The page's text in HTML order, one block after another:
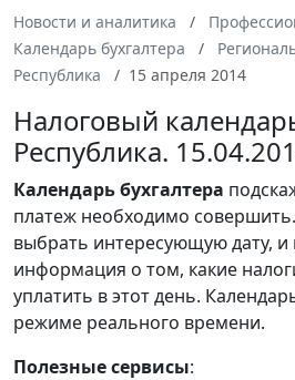
Новости и аналитика
Календарь бухгалтера
Республика
15 апреля 2014
Налоговый
Республика.
Календарьбухгалтера
платеж необходимо
выбрать интересующую дату, и
информация о том, какие
уплатить в этот день.
режиме реального времени.
Полезные сервисы: